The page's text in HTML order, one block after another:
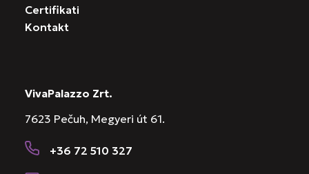
Certifikati
Kontakt
VivaPalazzo Zrt.
7623 Pečuh, Megyeri út 61.
+36 72 510 327